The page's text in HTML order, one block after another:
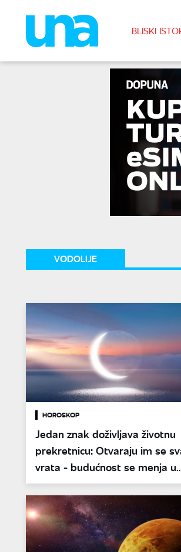
BLISKI
VODOLIJE
HOROSKOP
Jedan znak doživljava životnu
prekretnicu: Otvaraju im se
vrata - budućnost se menja u
trenu